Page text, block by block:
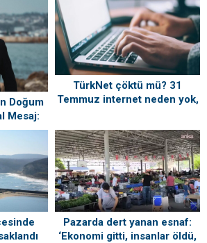
Doğum
Mesaj:
TürkNet çöktü mü? 31
Temmuz internet neden yok,
Pazarda dert yanan esnaf:
‘Ekonomi gitti, insanlar öldü,